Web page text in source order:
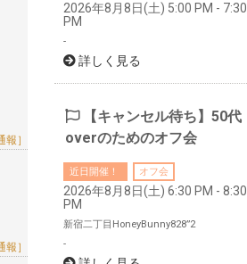
報］
報］
2026年8月8日(土) 5:00 PM - 7:30
PM
-
詳しく見る
【キャンセル待ち】50代
overのためのオフ会
近日開催！ オフ会
2026年8月8日(土) 6:30 PM - 8:30
PM
新宿二丁目HoneyBunny828”2
-